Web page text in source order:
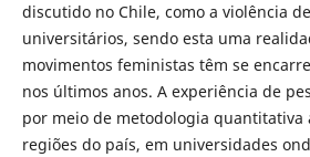
discutido no Chile, como a violência
universitários, sendo esta uma
movimentos feministas têm se
nos últimos anos. A experiência de
por meio de metodologia quantitativa
regiões do país, em universidades